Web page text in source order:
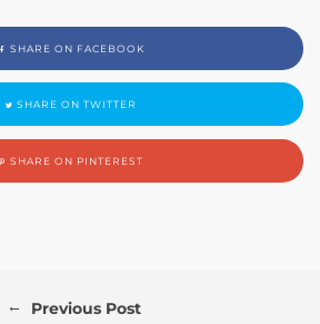
SHARE ON FACEBOOK
SHARE ON TWITTER
SHARE ON PINTEREST
← Previous Post